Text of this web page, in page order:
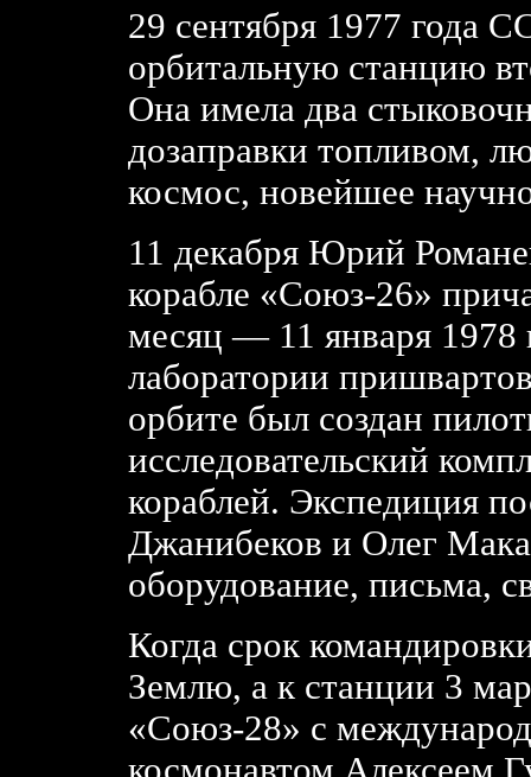
29 сентября 1977 года
орбитальную станцию
Она имела два
дозаправки топливом,
космос, новейшее
11 декабря Юрий
корабле «Союз-26»
месяц — 11 января 1978
лаборатории
орбите был создан
исследовательский
кораблей. Экспедиция
Джанибеков и Олег
оборудование, письма,
Когда срок
Землю, а к станции 3
«Союз-28» с